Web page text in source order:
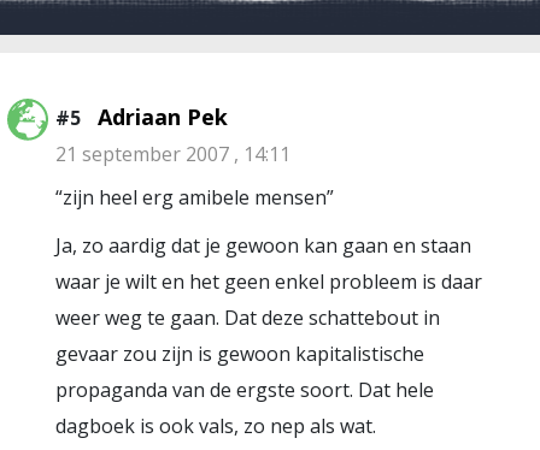
#5 Adriaan Pek
21 september 2007 , 14:11
“zijn heel erg amibele mensen”
Ja, zo aardig dat je gewoon kan gaan en staan
waar je wilt en het geen enkel probleem is daar
weer weg te gaan. Dat deze schattebout in
gevaar zou zijn is gewoon kapitalistische
propaganda van de ergste soort. Dat hele
dagboek is ook vals, zo nep als wat.